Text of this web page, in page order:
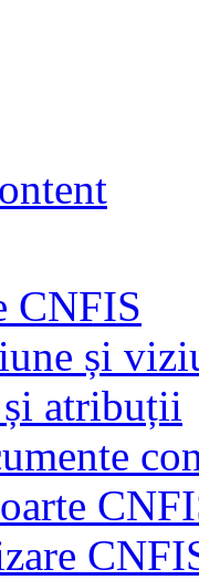
CNFIS
și
atribuții